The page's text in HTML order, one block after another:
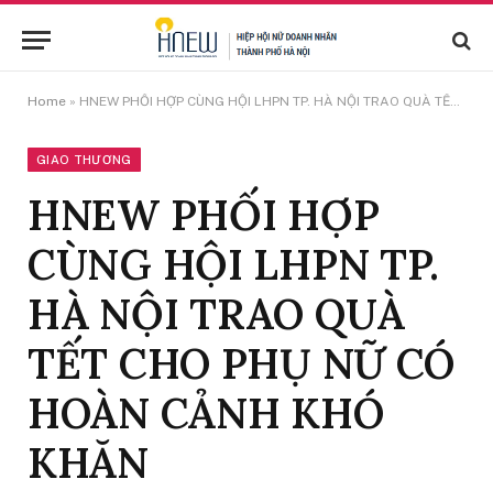
Home » HNEW PHỐI HỢP CÙNG HỘI LHPN TP. HÀ NỘI TRAO QUÀ TẾT CHO PHỤ NỮ CÓ HOÀN CẢNH KHÓ KHĂN
GIAO THƯƠNG
HNEW PHỐI HỢP
CÙNG HỘI LHPN TP.
HÀ NỘI TRAO QUÀ
TẾT CHO PHỤ NỮ CÓ
HOÀN CẢNH KHÓ
KHĂN